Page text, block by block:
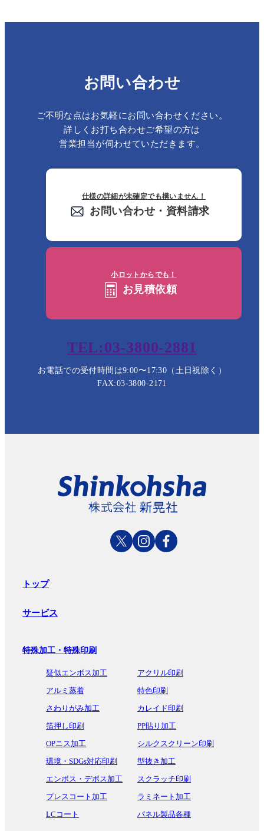
お問い合わせ
ご不明な点はお気軽にお問い合わせください。
詳しくお打ち合わせご希望の方は
営業担当が伺わせていただきます。
仕様の詳細が未確定でも構いません！
お問い合わせ・資料請求
小ロットからでも！
お見積依頼
TEL:03-3800-2881
お電話での受付時間は9:00〜17:30（土日祝除く）
FAX:03-3800-2171
トップ
サービス
特殊加工・特殊印刷
疑似エンボス加工
アクリル印刷
アルミ蒸着
特色印刷
さわりがみ加工
カレイド印刷
箔押し印刷
PP貼り加工
OPニス加工
シルクスクリーン印刷
環境・SDGs対応印刷
型抜き加工
エンボス・デボス加工
スクラッチ印刷
プレスコート加工
ラミネート加工
LCコート
パネル製品各種